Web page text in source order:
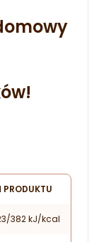
382 kJ/kcal